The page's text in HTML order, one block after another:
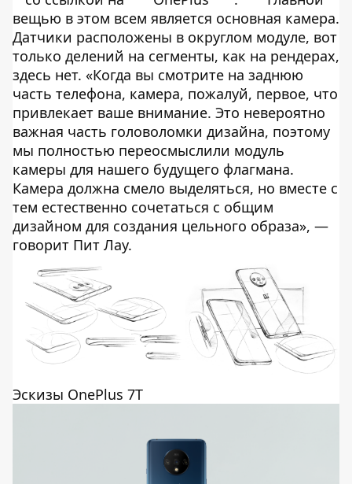
вещью в этом всем является основная камера.
Датчики расположены в округлом модуле, вот
только делений на сегменты, как на рендерах,
здесь нет. «Когда вы смотрите на заднюю
часть телефона, камера, пожалуй, первое, что
привлекает ваше внимание. Это невероятно
важная часть головоломки дизайна, поэтому
мы полностью переосмыслили модуль
камеры для нашего будущего флагмана.
Камера должна смело выделяться, но вместе с
тем естественно сочетаться с общим
дизайном для создания цельного образа», —
говорит Пит Лау.
Эскизы OnePlus 7T